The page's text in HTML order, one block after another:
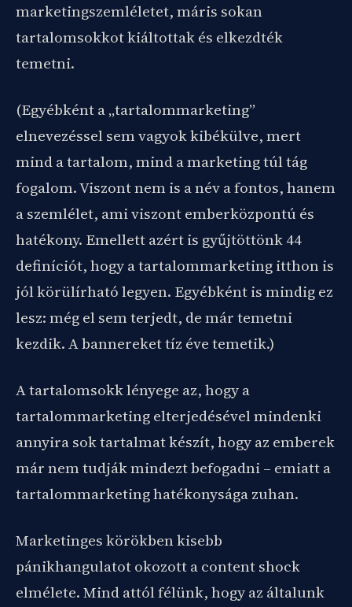
marketingszemléletet, máris sokan
tartalomsokkot kiáltottak és elkezdték
temetni.
(Egyébként a „tartalommarketing”
elnevezéssel sem vagyok kibékülve, mert
mind a tartalom, mind a marketing túl tág
fogalom. Viszont nem is a név a fontos, hanem
a szemlélet, ami viszont emberközpontú és
hatékony. Emellett azért is gyűjtöttönk 44
definíciót, hogy a tartalommarketing itthon is
jól körülírható legyen. Egyébként is mindig ez
lesz: még el sem terjedt, de már temetni
kezdik. A bannereket tíz éve temetik.)
A tartalomsokk lényege az, hogy a
tartalommarketing elterjedésével mindenki
annyira sok tartalmat készít, hogy az emberek
már nem tudják mindezt befogadni – emiatt a
tartalommarketing hatékonysága zuhan.
Marketinges körökben kisebb
pánikhangulatot okozott a content shock
elmélete. Mind attól félünk, hogy az általunk